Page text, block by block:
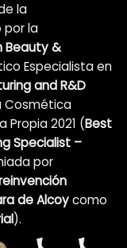
la
por la
Beauty &
Especialista en
and R&D
Cosmética
Propia 2021 (Best
Specialist –
por
de Alcoycomo
).